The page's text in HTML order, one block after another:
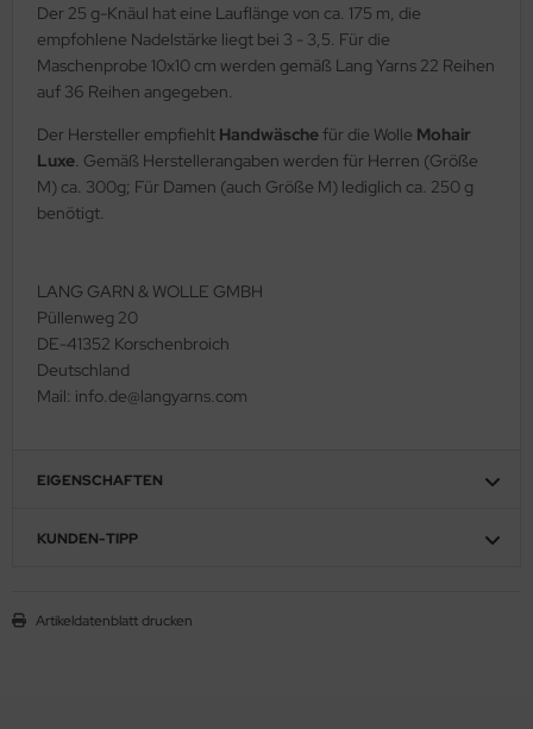
Der 25 g-Knäul hat eine Lauflänge von ca. 175 m, die
empfohlene Nadelstärke liegt bei 3 - 3,5. Für die
Maschenprobe 10x10 cm werden gemäß Lang Yarns 22 Reihen
auf 36 Reihen angegeben.
Der Hersteller empfiehlt Handwäschefür die Wolle Mohair
Luxe. Gemäß Herstellerangaben werden für Herren (Größe
M) ca. 300g; Für Damen (auch Größe M) lediglich ca. 250 g
benötigt.
LANG GARN & WOLLE GMBH
Püllenweg 20
DE-41352 Korschenbroich
Deutschland
Mail: info.de@langyarns.com
EIGENSCHAFTEN
KUNDEN-TIPP
Artikeldatenblatt drucken